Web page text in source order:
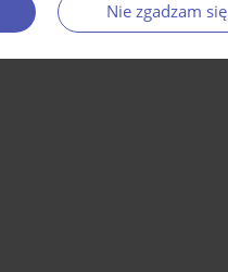
Nie zgadzam się